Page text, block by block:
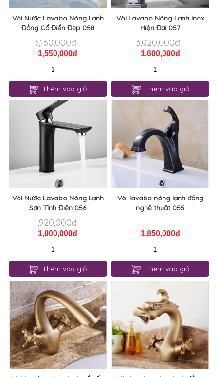
Vòi Nước Lavabo Nóng Lạnh
Đồng Cổ Điển Đẹp 058
3,160,000đ
1,550,000đ
Thêm vào giỏ
Vòi Lavabo Nóng Lạnh Inox
Hiện Đại 057
3,020,000đ
1,600,000đ
Thêm vào giỏ
Vòi Nước Lavabo Nóng Lạnh
Sơn Tĩnh Điện 056
1,920,000đ
1,000,000đ
Thêm vào giỏ
Vòi lavabo nóng lạnh đồng
nghệ thuật 055
1,850,000đ
Thêm vào giỏ